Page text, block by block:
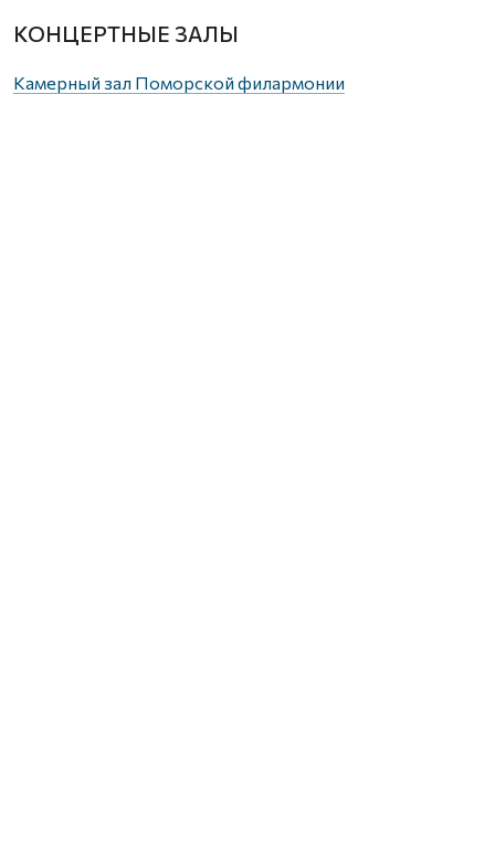
КОНЦЕРТНЫЕ ЗАЛЫ
Камерный зал Поморской филармонии